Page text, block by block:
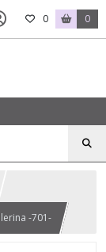
0 0
-701-